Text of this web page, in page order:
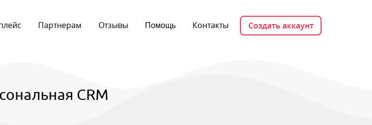
Партнерам Отзывы Помощь Контакты Создать аккаунт
CRM